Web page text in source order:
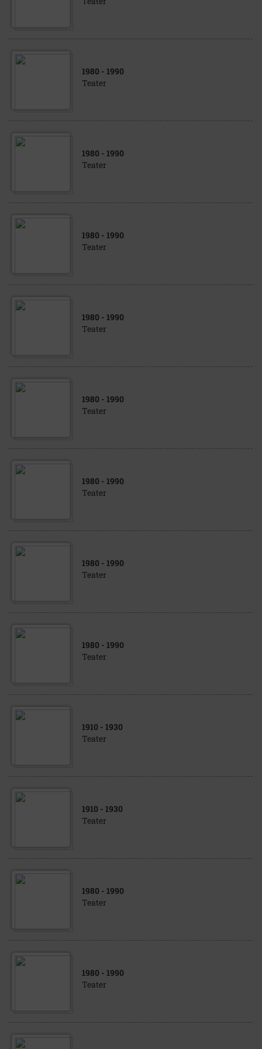
1980 - 1990
Teater
1980 - 1990
Teater
1980 - 1990
Teater
1980 - 1990
Teater
1980 - 1990
Teater
1980 - 1990
Teater
1980 - 1990
Teater
1980 - 1990
Teater
1910 - 1930
Teater
1910 - 1930
Teater
1980 - 1990
Teater
1980 - 1990
Teater